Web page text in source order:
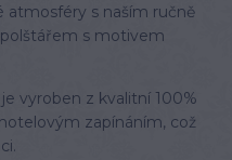
atmosféry s naším ručně
s motivem
vyroben z kvalitní 100%
zapínáním, což